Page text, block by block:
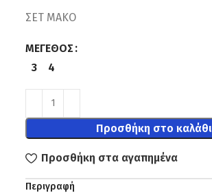
ΣΕΤ ΜAKO
ΜΈΓΕΘΟΣ
3
4
Προσθήκη στο καλάθι
Προσθήκη στα αγαπημένα
Περιγραφή